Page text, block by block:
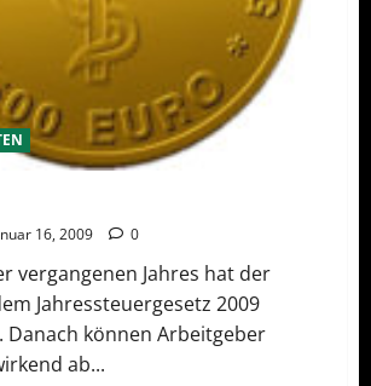
16, 2009 0
vergangenen Jahres hat der
Jahressteuergesetz 2009
Danach können Arbeitgeber
ab...